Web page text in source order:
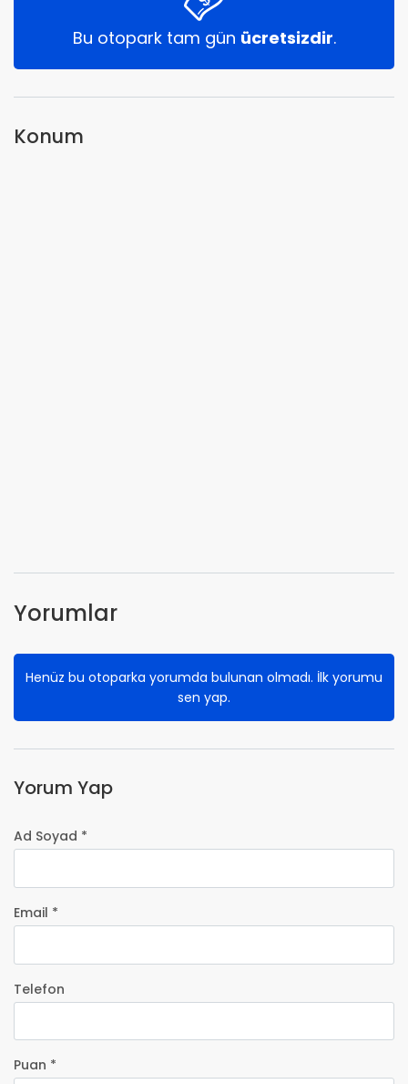
Bu otopark tam gün ücretsizdir.
Konum
Yorumlar
Henüz bu otoparka yorumda bulunan olmadı. İlk yorumu
sen yap.
Yorum Yap
Ad Soyad *
Email *
Telefon
Puan *